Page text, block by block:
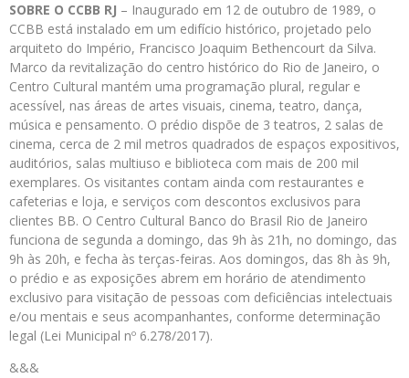
SOBRE O CCBB RJ – Inaugurado em 12 de outubro de 1989, o
CCBB está instalado em um edifício histórico, projetado pelo
arquiteto do Império, Francisco Joaquim Bethencourt da Silva.
Marco da revitalização do centro histórico do Rio de Janeiro, o
Centro Cultural mantém uma programação plural, regular e
acessível, nas áreas de artes visuais, cinema, teatro, dança,
música e pensamento. O prédio dispõe de 3 teatros, 2 salas de
cinema, cerca de 2 mil metros quadrados de espaços expositivos,
auditórios, salas multiuso e biblioteca com mais de 200 mil
exemplares. Os visitantes contam ainda com restaurantes e
cafeterias e loja, e serviços com descontos exclusivos para
clientes BB. O Centro Cultural Banco do Brasil Rio de Janeiro
funciona de segunda a domingo, das 9h às 21h, no domingo, das
9h às 20h, e fecha às terças-feiras. Aos domingos, das 8h às 9h,
o prédio e as exposições abrem em horário de atendimento
exclusivo para visitação de pessoas com deficiências intelectuais
e/ou mentais e seus acompanhantes, conforme determinação
legal (Lei Municipal nº 6.278/2017).
&&&